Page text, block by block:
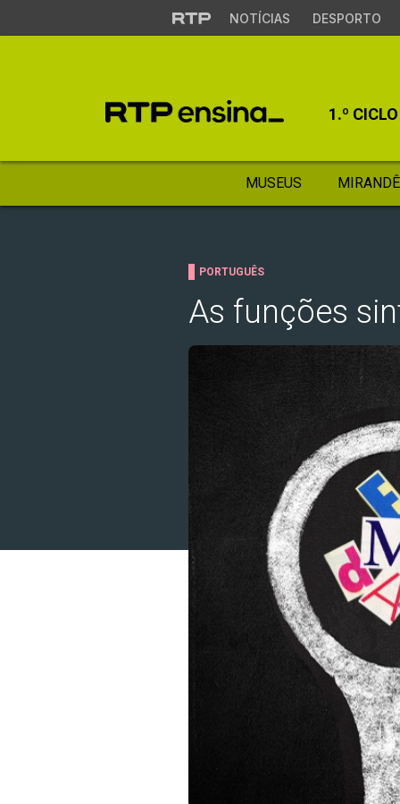
NOTÍCIAS DESPORTO
1.º CICLO
MUSEUS
PORTUGUÊS
As funções